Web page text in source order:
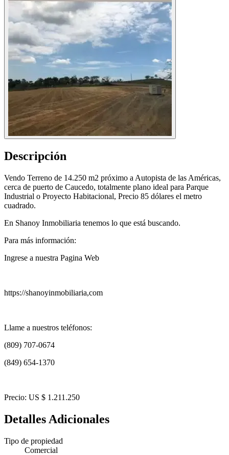
Descripción
Vendo Terreno de 14.250 m2 próximo a Autopista de las Américas,
cerca de puerto de Caucedo, totalmente plano ideal para Parque
Industrial o Proyecto Habitacional, Precio 85 dólares el metro
cuadrado.
En Shanoy Inmobiliaria tenemos lo que está buscando.
Para más información:
Ingrese a nuestra Pagina Web
https://shanoyinmobiliaria,com
Llame a nuestros teléfonos:
(809) 707-0674
(849) 654-1370
Precio: US $ 1.211.250
Detalles Adicionales
Tipo de propiedad
Comercial